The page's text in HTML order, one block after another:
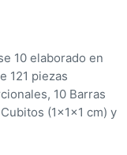
10 elaborado en
121 piezas
10 Barras
(1x1x1 cm) y